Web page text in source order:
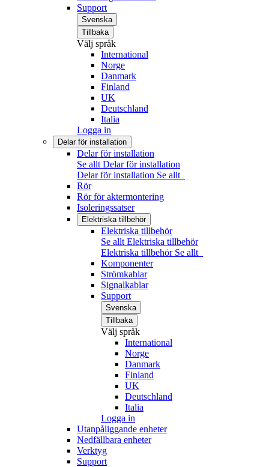
Support
Svenska
Tillbaka
Välj språk
International
Norge
Danmark
Finland
UK
Deutschland
Italia
Logga in
Delar för installation
Delar för installation
Se allt Delar för installation
Delar för installation Se allt
Rör
Rör för aktermontering
Isoleringssatser
Elektriska tillbehör
Elektriska tillbehör
Se allt Elektriska tillbehör
Elektriska tillbehör Se allt
Komponenter
Strömkablar
Signalkablar
Support
Svenska
Tillbaka
Välj språk
International
Norge
Danmark
Finland
UK
Deutschland
Italia
Logga in
Utanpåliggande enheter
Nedfällbara enheter
Verktyg
Support